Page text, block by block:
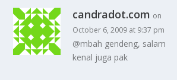
candradot.com on
October 6, 2009 at 9:37 pm
@mbah gendeng, salam
kenal juga pak